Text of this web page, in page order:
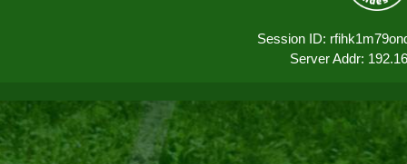
Session ID:
Server Addr: